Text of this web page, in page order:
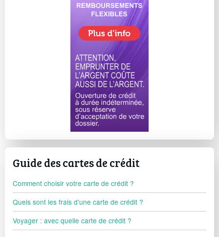
Guide des cartes de crédit
Comment choisir votre carte de crédit ?
Quels sont les frais d'une carte de crédit ?
Voyager : avec quelle carte de crédit ?